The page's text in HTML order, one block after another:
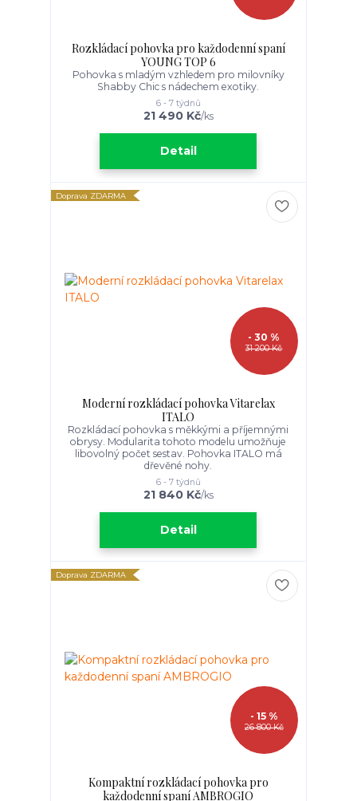
Rozkládací pohovka pro každodenní spaní
YOUNG TOP 6
Pohovka s mladým vzhledem pro milovníky
Shabby Chic s nádechem exotiky.
21 490 Kč/ks
6 - 7 týdnů
Detail
Doprava ZDARMA
31 200 Kč
- 30 %
Moderní rozkládací pohovka Vitarelax
ITALO
Rozkládací pohovka s měkkými a příjemnými
obrysy. Modularita tohoto modelu umožňuje
libovolný počet sestav. Pohovka ITALO má
dřevěné nohy.
21 840 Kč/ks
6 - 7 týdnů
Detail
Doprava ZDARMA
26 800 Kč
- 15 %
Kompaktní rozkládací pohovka pro
každodenní spaní AMBROGIO